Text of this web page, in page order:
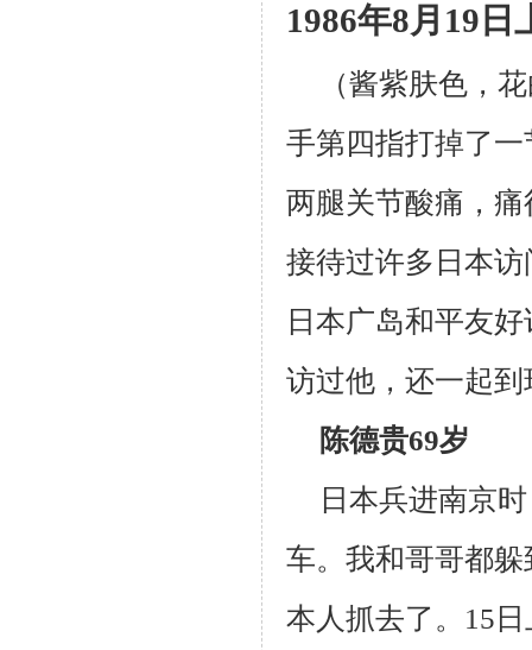
1986年8月 19 日
（酱紫肤色，
手第四指打掉了
两腿关节酸痛，
接待过许多日本
日本广岛和平友
访过他，还一起
陈德贵69岁
日本兵进南京
车。我和哥哥都
本人抓去了。 15